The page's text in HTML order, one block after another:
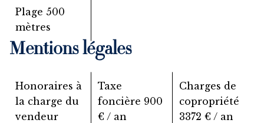
Plage 500
mètres
Mentions légales
Honoraires à
la charge du
vendeur
Taxe
foncière 900
€ / an
Charges de
copropriété
3372 € / an